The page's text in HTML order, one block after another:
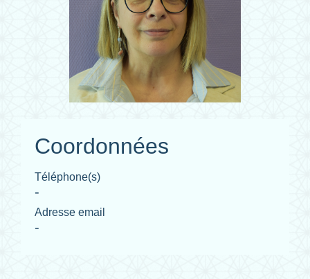
Coordonnées
Téléphone(s)
-
Adresse email
-